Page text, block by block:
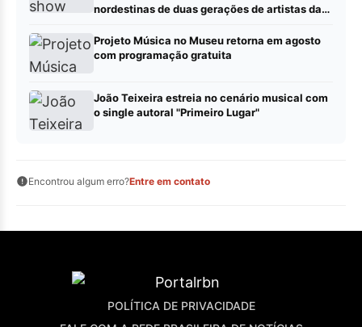
nordestinas de duas gerações de artistas da
https://imprensabr.com/collab/?
status=published (Postar pauta – Imprensabr)
Projeto Música no Museu retorna em agosto
com programação gratuita
João Teixeira estreia no cenário musical com
o single autoral "Primeiro Lugar"
Encontrou algum erro?Entre em contato
POLÍTICA DE PRIVACIDADE